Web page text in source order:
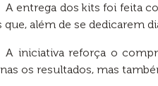
A entrega dos kits foi feita
que, além de se dedicarem
A iniciativa reforça o
os resultados, mas